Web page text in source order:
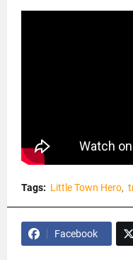
Tags: Little Town Hero
Facebook